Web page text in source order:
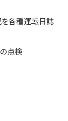
各種運転日誌
点検